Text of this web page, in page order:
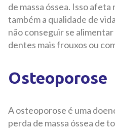
de massa óssea. Isso afeta
também a qualidade de
não conseguir se
dentes mais frouxos ou
Osteoporose
A osteoporose é uma
perda de massa óssea de